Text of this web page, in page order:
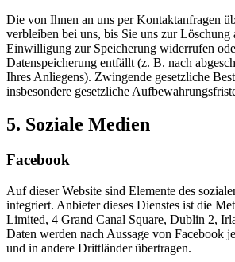
Die von Ihnen an uns per Kontaktanfragen
verbleiben bei uns, bis Sie uns zur
Einwilligung zur Speicherung widerrufen
Datenspeicherung entfällt (z. B. nach
Ihres Anliegens). Zwingende gesetzliche
insbesondere gesetzliche
5. Soziale Medien
Facebook
Auf dieser Website sind Elemente des
integriert. Anbieter dieses Dienstes ist die
Limited, 4 Grand Canal Square, Dublin 2,
Daten werden nach Aussage von Facebook
und in andere Drittländer übertragen.